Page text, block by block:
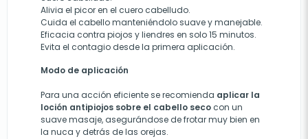
Alivia el picor en el cuero cabelludo.
Cuida el cabello manteniéndolo suave y manejable.
Eficacia contra piojos y liendres en solo 15 minutos.
Evita el contagio desde la primera aplicación.
Modo de aplicación
Para una acción eficiente se recomienda aplicar la
loción antipiojos sobre el cabello seco con un
suave masaje, asegurándose de frotar muy bien en
la nuca y detrás de las orejas.